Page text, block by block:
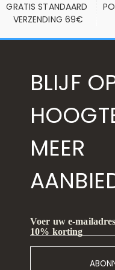
GRATIS STANDAARD
VERZENDING 69€
BLIJF
MEER
Voer uw e-
10% korting